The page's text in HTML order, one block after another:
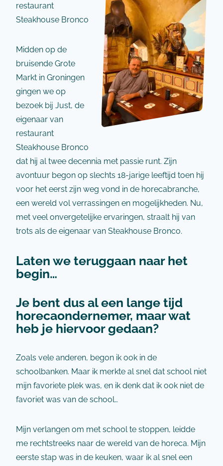
restaurant
Steakhouse Bronco
Midden op de
bruisende Grote
Markt in Groningen
gingen we op
bezoek bij Just, de
eigenaar van
restaurant
Steakhouse Bronco
dat hij al twee decennia met passie runt. Zijn
avontuur begon op slechts 18-jarige leeftijd toen hij
voor het eerst zijn weg vond in de horecabranche,
een wereld vol verrassingen en mogelijkheden. Nu,
met veel onvergetelijke ervaringen, straalt hij van
trots als de eigenaar van Steakhouse Bronco.
Laten we teruggaan naar het
begin…
Je bent dus al een lange tijd
horecaondernemer, maar wat
heb je hiervoor gedaan?
Zoals vele anderen, begon ik ook in de
schoolbanken. Maar ik merkte al snel dat school niet
mijn favoriete plek was, en ik denk dat ik ook niet de
favoriet was van de school…
Mijn verlangen om met school te stoppen, leidde
me rechtstreeks naar de wereld van de horeca. Mijn
eerste stap was in de keuken, waar ik al snel een